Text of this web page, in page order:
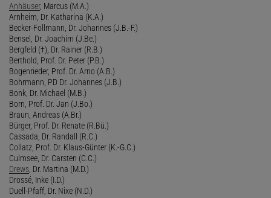
Anhäuser, Marcus (M.A.)
Arnheim, Dr. Katharina (K.A.)
Becker-Follmann, Dr. Johannes (J.B.-F.)
Bensel, Dr. Joachim (J.Be.)
Bergfeld (†), Dr. Rainer (R.B.)
Berthold, Prof. Dr. Peter (P.B.)
Bogenrieder, Prof. Dr. Arno (A.B.)
Bohrmann, PD Dr. Johannes (J.B.)
Bonk, Dr. Michael (M.B.)
Born, Prof. Dr. Jan (J.Bo.)
Braun, Andreas (A.Br.)
Bürger, Prof. Dr. Renate (R.Bü.)
Cassada, Dr. Randall (R.C.)
Collatz, Prof. Dr. Klaus-Günter (K.-G.C.)
Culmsee, Dr. Carsten (C.C.)
Drews , Dr. Martina (M.D.)
Drossé, Inke (I.D.)
Duell-Pfaff, Dr. Nixe (N.D.)